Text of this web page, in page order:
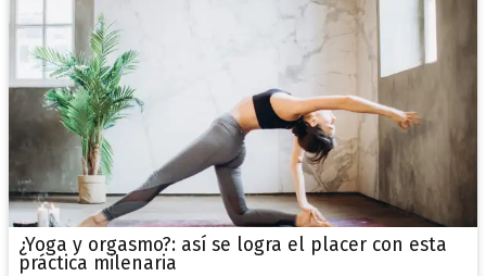
¿Yoga y orgasmo?: así se logra el placer con esta
práctica milenaria